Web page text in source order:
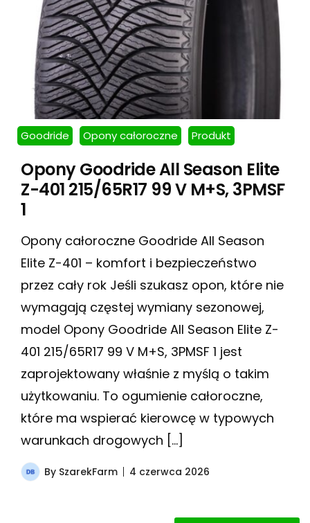
Goodride Opony całoroczne Produkt
Opony Goodride All Season Elite
Z-401 215/65R17 99 V M+S, 3PMSF
1
Opony całoroczne Goodride All Season
Elite Z-401 – komfort i bezpieczeństwo
przez cały rok Jeśli szukasz opon, które nie
wymagają częstej wymiany sezonowej,
model Opony Goodride All Season Elite Z-
401 215/65R17 99 V M+S, 3PMSF 1 jest
zaprojektowany właśnie z myślą o takim
użytkowaniu. To ogumienie całoroczne,
które ma wspierać kierowcę w typowych
warunkach drogowych […]
By SzarekFarm 4 czerwca 2026